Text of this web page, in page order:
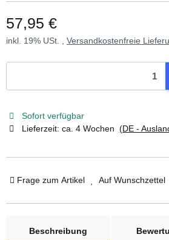
57,95 €
inkl. 19% USt. , Versandkostenfreie
Sofort verfügbar
Lieferzeit: ca. 4 Wochen (DE -
Frage zum Artikel Auf Wunschzettel
Beschreibung